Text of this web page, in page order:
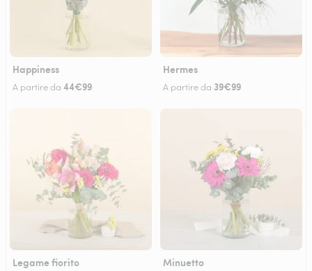
Happiness
A partire da 44€99
Hermes
A partire da 39€99
Legame fiorito Minuetto